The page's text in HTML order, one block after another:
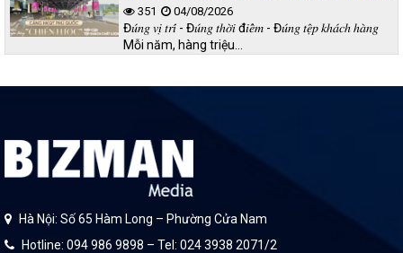
CHẤT LƯỢNG
351 04/08/2026
Đ𝑢́𝑛𝑔 𝑣𝑖̣ 𝑡𝑟𝑖́ - Đ𝑢́𝑛𝑔 𝑡ℎ𝑜̛̀𝑖 đ𝑖𝑒̂̉𝑚 - Đ𝑢́𝑛𝑔 𝑡𝑒̣̂𝑝 𝑘ℎ𝑎́𝑐ℎ ℎ𝑎̀𝑛𝑔
Mỗi năm, hàng triệu…
Hà Nội: Số 65 Hàm Long – Phường Cửa Nam
Hotline: 094 986 9898 – Tel: 024 3938 2071/2